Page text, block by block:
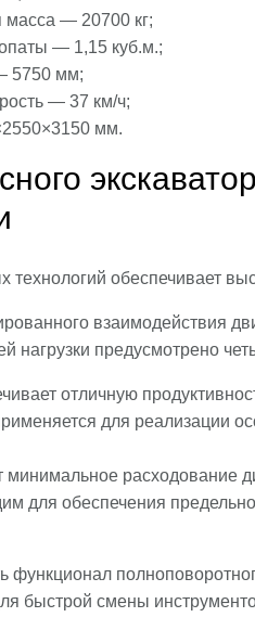
масса — 20700 кг;
— 1,15 куб.м.;
5750 мм;
— 37 км/ч;
мм.
обеспечивает
взаимодействия
нагрузки предусмотрено
отличную
для реализации
минимальное расходование
для обеспечения
быстрой смены